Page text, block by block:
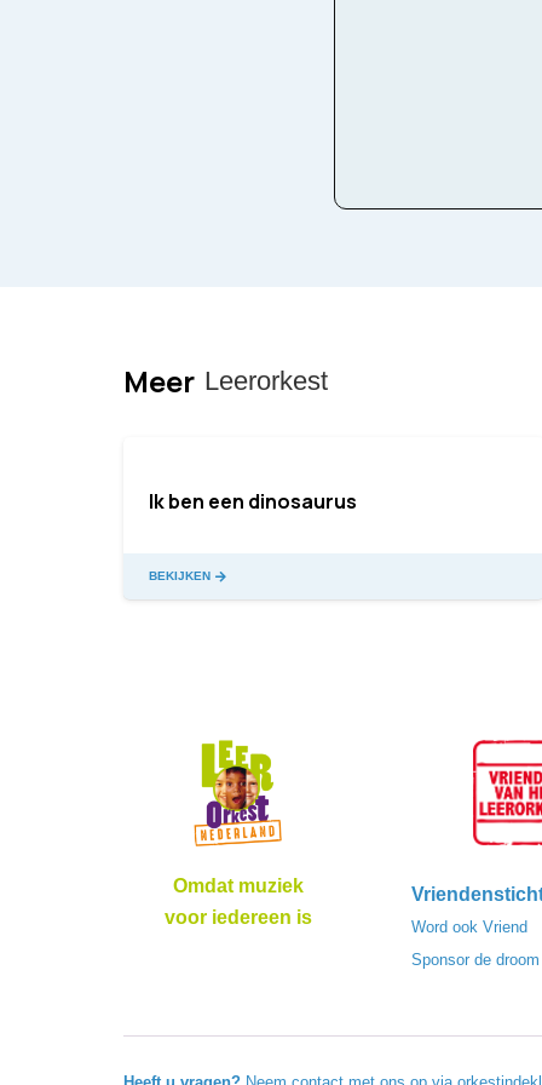
Meer Leerorkest
Ik ben een dinosaurus
BEKIJKEN
Omdat muziek
voor iedereen is
Word ook Vriend
Sponsor de droom